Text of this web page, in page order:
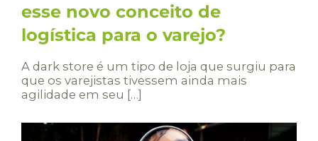
esse novo conceito de
logística para o varejo?
A dark store é um tipo de loja que surgiu para
que os varejistas tivessem ainda mais
agilidade em seu […]